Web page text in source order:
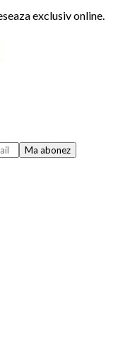
exclusiv online.